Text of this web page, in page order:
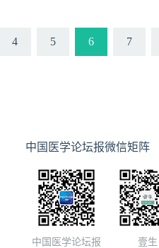
4 5 6 7
中国医学论坛报微信矩阵
中国医学论坛报 壹生